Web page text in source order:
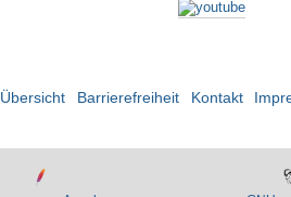
Übersicht Barrierefreiheit Kontakt